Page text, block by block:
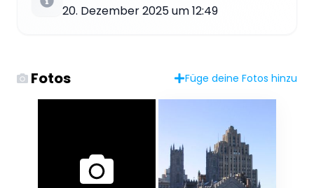
20. Dezember 2025 um 12:49
Fotos Füge deine Fotos hinzu